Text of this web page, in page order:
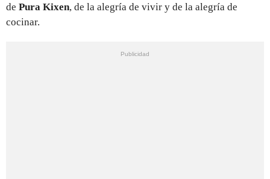
de Pura Kixen, de la alegría de vivir y de la alegría de
cocinar.